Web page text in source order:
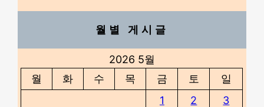
월별 게시글
2026 5월
월
화 수 목 금 토
일
1
2
3